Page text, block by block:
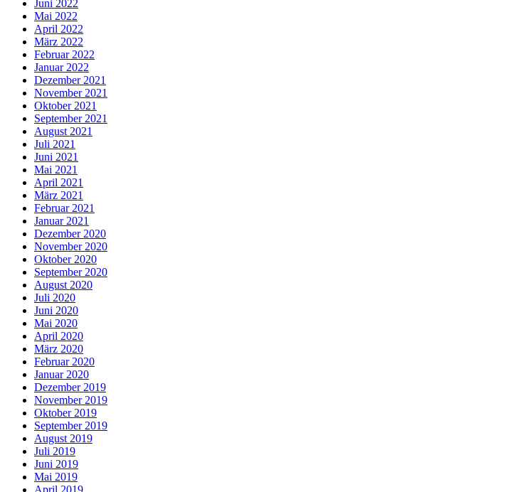
Juni 2022
Mai 2022
April 2022
März 2022
Februar 2022
Januar 2022
Dezember 2021
November 2021
Oktober 2021
September 2021
August 2021
Juli 2021
Juni 2021
Mai 2021
April 2021
März 2021
Februar 2021
Januar 2021
Dezember 2020
November 2020
Oktober 2020
September 2020
August 2020
Juli 2020
Juni 2020
Mai 2020
April 2020
März 2020
Februar 2020
Januar 2020
Dezember 2019
November 2019
Oktober 2019
September 2019
August 2019
Juli 2019
Juni 2019
Mai 2019
April 2019